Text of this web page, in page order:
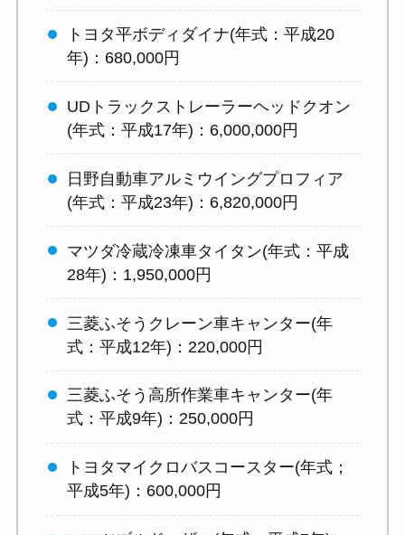
トヨタ平ボディダイナ(年式：平成20
年)：680,000円
UDトラックストレーラーヘッドクオン
(年式：平成17年)：6,000,000円
日野自動車アルミウイングプロフィア
(年式：平成23年)：6,820,000円
マツダ冷蔵冷凍車タイタン(年式：平成
28年)：1,950,000円
三菱ふそうクレーン車キャンター(年
式：平成12年)：220,000円
三菱ふそう高所作業車キャンター(年
式：平成9年)：250,000円
トヨタマイクロバスコースター(年式；
平成5年)：600,000円